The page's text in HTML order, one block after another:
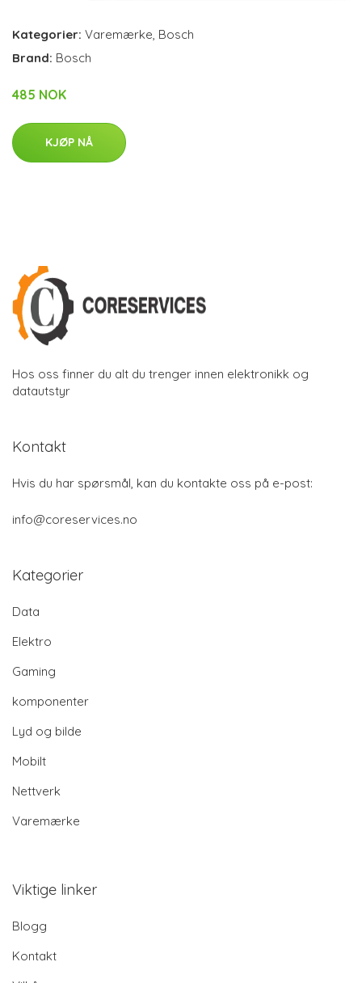
Kategorier: Varemærke Bosch
Brand: Bosch
485 NOK
KJØP NÅ
Hos oss finner du alt du trenger innen elektronikk og
datautstyr
Kontakt
Hvis du har spørsmål, kan du kontakte oss på e-post:
info@coreservices.no
Kategorier
Data
Elektro
Gaming
komponenter
Lyd og bilde
Mobilt
Nettverk
Varemærke
Viktige linker
Blogg
Kontakt